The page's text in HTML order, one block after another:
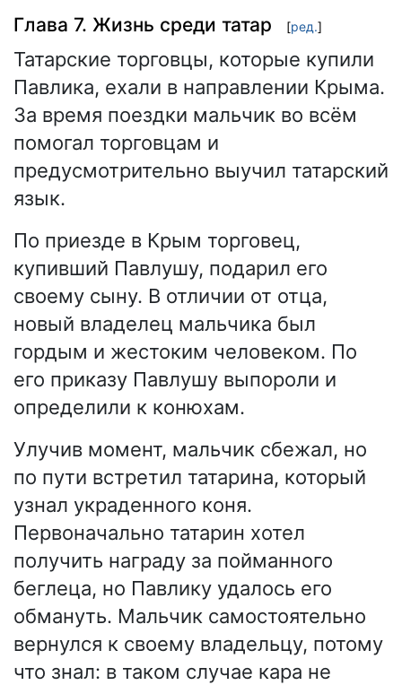
Глава 7. Жизнь среди татар [ред.]
Татарские торговцы, которые купили
Павлика, ехали в направлении Крыма.
За время поездки мальчик во всём
помогал торговцам и
предусмотрительно выучил татарский
язык.
По приезде в Крым торговец,
купивший Павлушу, подарил его
своему сыну. В отличии от отца,
новый владелец мальчика был
гордым и жестоким человеком. По
его приказу Павлушу выпороли и
определили к конюхам.
Улучив момент, мальчик сбежал, но
по пути встретил татарина, который
узнал украденного коня.
Первоначально татарин хотел
получить награду за пойманного
беглеца, но Павлику удалось его
обмануть. Мальчик самостоятельно
вернулся к своему владельцу, потому
что знал: в таком случае кара не